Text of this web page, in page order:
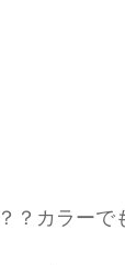
？カラーで